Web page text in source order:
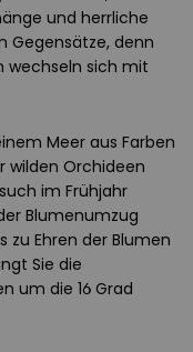
und herrliche
Gegensätze, denn
wechseln sich mit
Meer aus Farben
wilden Orchideen
im Frühjahr
Blumenumzug
zu Ehren der Blumen
Sie die
um die 16 Grad